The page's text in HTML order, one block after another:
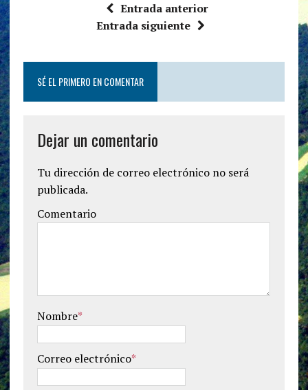
Entrada anterior
Entrada siguiente
SÉ EL PRIMERO EN COMENTAR
Dejar un comentario
Tu dirección de correo electrónico no será
publicada.
Comentario
Nombre*
Correo electrónico*